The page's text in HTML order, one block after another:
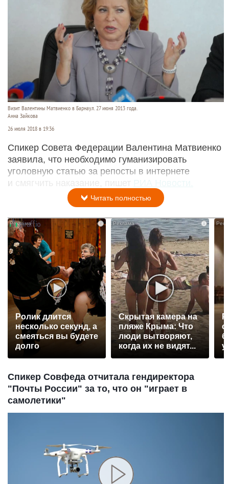
Визит Валентины Матвиенко в Барнаул. 27 июня 2013 года.
Анна Зайкова
26 июля 2018 в 19:36
Спикер Совета Федерации Валентина Матвиенко
заявила, что необходимо гуманизировать
уголовную статью за репосты в интернете
и смягчить наказание, пишет РИА Новости.
Читать полностью
Ролик длится
несколько секунд, а
смеяться вы будете
долго
i
Скрытая камера на
пляже Крыма: Что
люди вытворяют,
когда их не видят...
Спикер Совфеда отчитала гендиректора
"Почты России" за то, что он "играет в
самолетики"